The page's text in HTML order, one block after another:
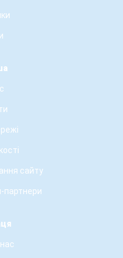
сайту
партнери